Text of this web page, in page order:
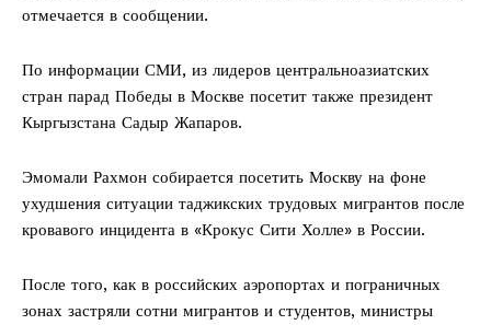
отмечается в сообщении.
По информации СМИ, из лидеров центральноазиатских
стран парад Победы в Москве посетит также президент
Кыргызстана Садыр Жапаров.
Эмомали Рахмон собирается посетить Москву на фоне
ухудшения ситуации таджикских трудовых мигрантов после
кровавого инцидента в «Крокус Сити Холле» в России.
После того, как в российских аэропортах и пограничных
зонах застряли сотни мигрантов и студентов, министры